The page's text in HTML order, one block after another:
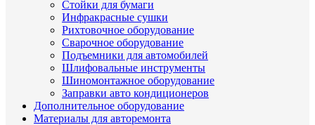
Стойки для бумаги
Инфракрасные сушки
Рихтовочное оборудование
Сварочное оборудование
Подъемники для автомобилей
Шлифовальные инструменты
Шиномонтажное оборудование
Заправки авто кондиционеров
Дополнительное оборудование
Материалы для авторемонта